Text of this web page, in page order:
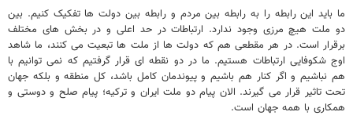
ما باید این رابطه را به رابطه بین مردم و رابطه بین دولت ها تفکیک کنیم. بین
دو ملت هیچ مرزی وجود ندارد. ارتباطات در حد اعلی و در بخش های مختلف
برقرار است. در هر مقطعی هم که دولت ها از ملت ها تبعیت می کنند، ما شاهد
اوج شکوفایی ارتباطات هستیم. ما در دو نقطه ای قرار گرفتیم که نمی توانیم با
هم نباشیم و اگر کنار هم باشیم و پیوندمان کامل باشد، کل منطقه و بلکه جهان
تحت تاثیر قرار می گیرند. الان پیام دو ملت ایران و ترکیه؛ پیام صلح و دوستی و
همکاری با همه جهان است.